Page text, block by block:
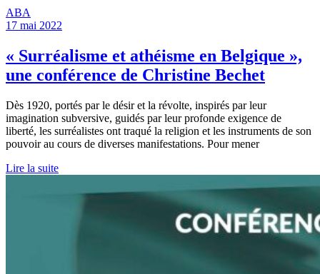
ABA
17 mai 2022
« Surréalisme et athéisme en Belgique »,
une conférence de Christine Bechet
Dès 1920, portés par le désir et la révolte, inspirés par leur
imagination subversive, guidés par leur profonde exigence de
liberté, les surréalistes ont traqué la religion et les instruments de son
pouvoir au cours de diverses manifestations. Pour mener
Lire la suite